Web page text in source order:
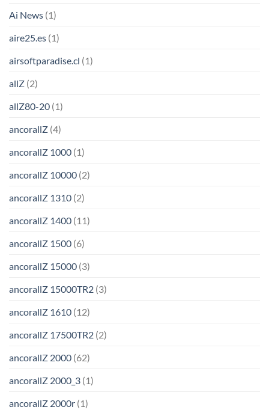
Ai News (1)
aire25.es (1)
airsoftparadise.cl (1)
allZ (2)
allZ80-20 (1)
ancorallZ (4)
ancorallZ 1000 (1)
ancorallZ 10000 (2)
ancorallZ 1310 (2)
ancorallZ 1400 (11)
ancorallZ 1500 (6)
ancorallZ 15000 (3)
ancorallZ 15000TR2 (3)
ancorallZ 1610 (12)
ancorallZ 17500TR2 (2)
ancorallZ 2000 (62)
ancorallZ 2000_3 (1)
ancorallZ 2000r (1)